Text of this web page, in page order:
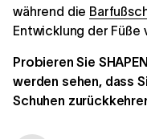
während die
Entwicklung der Füße
Probieren Sie
werden sehen, dass
Schuhen